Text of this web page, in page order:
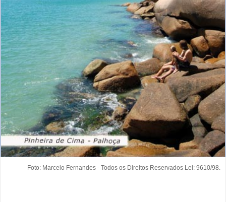
Foto: Marcelo Fernandes - Todos os Direitos Reservados Lei: 9610/98.